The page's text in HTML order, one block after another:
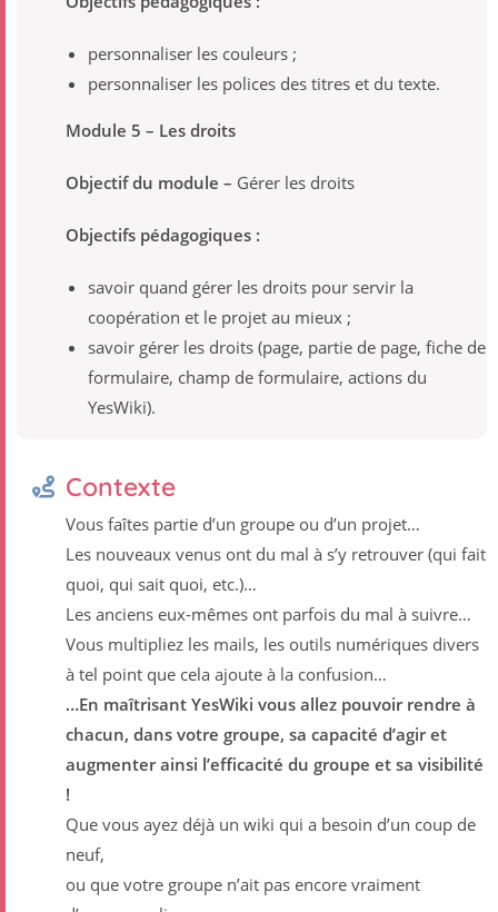
personnaliser les couleurs ;
personnaliser les polices des titres et du texte.
Module 5 – Les droits
Objectif du module – Gérer les droits
Objectifs pédagogiques :
savoir quand gérer les droits pour servir la
coopération et le projet au mieux ;
savoir gérer les droits (page, partie de page, fiche de
formulaire, champ de formulaire, actions du
YesWiki).
Contexte
Vous faîtes partie dʼun groupe ou dʼun projet…
Les nouveaux venus ont du mal à sʼy retrouver (qui fait
quoi, qui sait quoi, etc.)…
Les anciens eux-mêmes ont parfois du mal à suivre…
Vous multipliez les mails, les outils numériques divers
à tel point que cela ajoute à la confusion…
…En maîtrisant YesWiki vous allez pouvoir rendre à
chacun, dans votre groupe, sa capacité dʼagir et
augmenter ainsi lʼefficacité du groupe et sa visibilité
!
Que vous ayez déjà un wiki qui a besoin dʼun coup de
neuf,
ou que votre groupe nʼait pas encore vraiment